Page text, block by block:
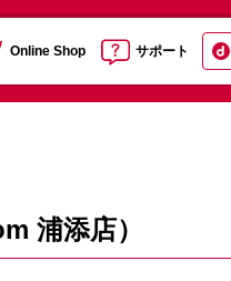
Online Shop サポート
浦添店）